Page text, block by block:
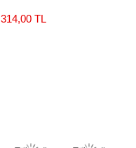
314,00 TL